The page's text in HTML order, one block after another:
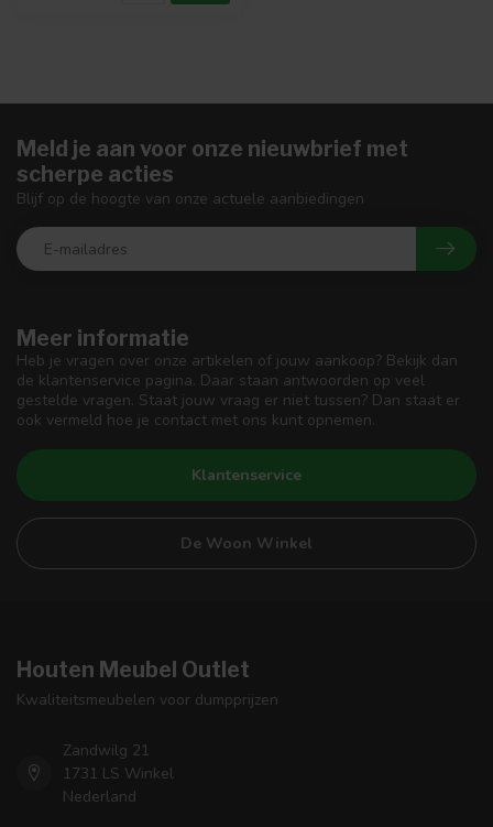
Meer informatie
Heb je vragen over onze artikelen of jouw aankoop? Bekijk dan
de klantenservice pagina. Daar staan antwoorden op veel
gestelde vragen. Staat jouw vraag er niet tussen? Dan staat er
ook vermeld hoe je contact met ons kunt opnemen.
Klantenservice
De Woon Winkel
Meld je aan voor onze nieuwbrief met
scherpe acties
Blijf op de hoogte van onze actuele aanbiedingen
Houten Meubel Outlet
Kwaliteitsmeubelen voor dumpprijzen
Zandwilg 21
1731 LS Winkel
Nederland